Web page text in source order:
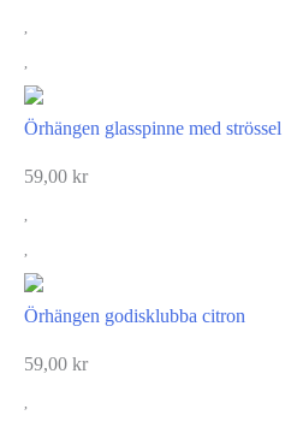
Örhängen glasspinne med strössel
59,00 kr
Örhängen godisklubba citron
59,00 kr